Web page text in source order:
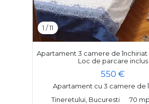
1 /11
Apartament 3 camere de închiriat
Loc de parcare inclus
550 €
Apartament cu 3 camere de
Tineretului, Bucuresti
70 mp